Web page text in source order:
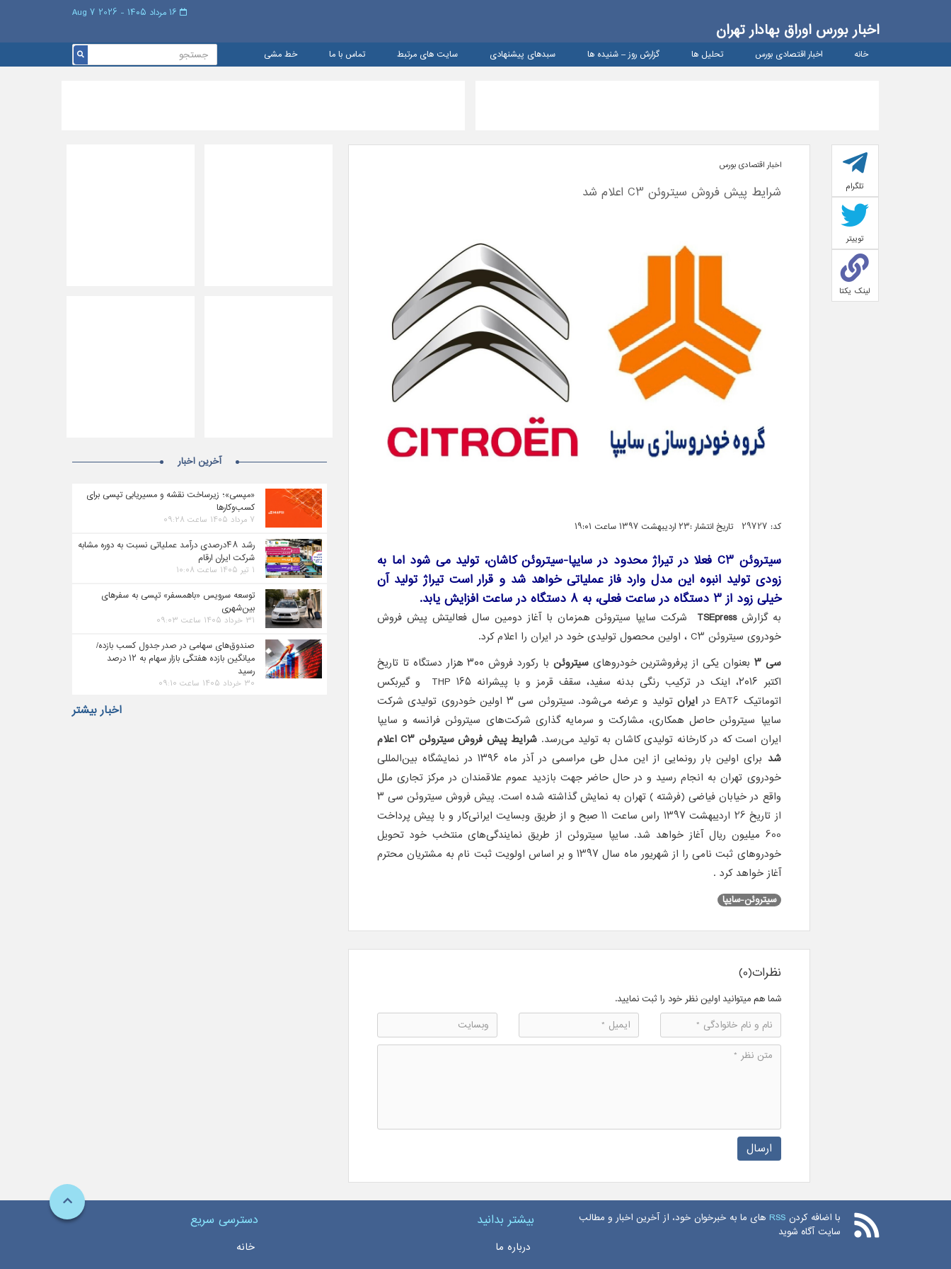
اخبار بورس اوراق بهادار تهران
خانه اخبار اقتصادی بورس تحلیل ها گزارش روز – شنيده ها سبدهای پیشنهادی سایت های مرتبط تماس با ما خط مشی
تلگرام
توییتر
لینک یکتا
اخبار اقتصادی بورس
شرایط پیش فروش سیتروئن C3 اعلام شد
کد: 29727 تاریخ انتشار :۲۳ اردیبهشت ۱۳۹۷ ساعت ۱۹:۰۱
سیتروئن C3 فعلا در تیراژ محدود در سایپا-سیتروئن کاشان، تولید می شود اما به
زودی تولید انبوه این مدل وارد فاز عملیاتی خواهد شد و قرار است تیراژ تولید آن
خیلی زود از 3 دستگاه در ساعت فعلی، به 8 دستگاه در ساعت افزایش یابد.
به گزارشTSEpress شرکت سایپا سیتروئن همزمان با آغاز دومین سال فعالیتش پیش فروش
خودروی سیتروئن C3 ، اولین‌ محصول تولیدی خود در ایران را اعلام کرد.
سی ۳
بعنوان یکی از پرفروشترین خودروهایسیتروئن
با رکورد فروش ۳۰۰ هزار دستگاه تا تاریخ
اکتبر ۲۰۱۶، اینک در ترکیب رنگی بدنه سفید، سقف قرمز و با پیشرانه ۱۶۵ THP و گیربکس
اتوماتیک EAT6 در
ایران
تولید و عرضه می‌شود. سیتروئن سی ۳ اولین خودروی تولیدی شرکت
سایپا سیتروئن حاصل همکاری، مشارکت و سرمایه گذاری شرکت‌های سیتروئن فرانسه و سایپا
ایران است که در کارخانه تولیدی کاشان به تولید می‌رسد.
شرایط پیش فروش سیتروئن C3 اعلام
شد
برای اولین بار رونمایی از این مدل طی مراسمی در آذر ماه ۱۳۹۶ در نمایشگاه بین‌المللی
خودروی تهران به انجام رسید و در حال حاضر جهت بازدید عموم علاقمندان در مرکز تجاری ملل
واقع در خیابان فیاضی (فرشته ) تهران به نمایش گذاشته شده است. پیش فروش سیتروئن سی ۳
از تاریخ 26 اردیبهشت 1397 راس ساعت 11 صبح و از طریق وبسایت ایرانی‌کار و با پیش پرداخت
600 میلیون ریال آغاز خواهد شد. سایپا سیتروئن از طریق نمایندگی‌های منتخب خود تحویل
خودروهای ثبت نامی را از شهریور ماه سال 1397 و بر اساس اولویت ثبت نام به مشتریان محترم
آغاز خواهد کرد .
سیتروئن-سایپا
نظرات(0)
شما هم میتوانید اولین نظر خود را ثبت نمایید.
ارسال
آخرین اخبار
«مپسی»؛ زیرساخت نقشه و مسیریابی تپسی برای
کسب‌وکارها
۷ مرداد ۱۴۰۵ ساعت ۰۹:۲۸
رشد ۴۸درصدی درآمد عملیاتی نسبت به دوره مشابه
شرکت ایران ارقام
۱ تیر ۱۴۰۵ ساعت ۱۰:۰۸
توسعه سرویس «باهمسفر» تپسی به سفرهای
بین‌شهری
۳۱ خرداد ۱۴۰۵ ساعت ۰۹:۰۳
صندوق‌های سهامی در صدر جدول کسب بازده/
میانگین بازده هفتگی بازار سهام به ۱۲ درصد
رسید
۳۰ خرداد ۱۴۰۵ ساعت ۰۹:۱۰
اخبار بیشتر
با اضافه کردن RSS های ما به خبرخوان خود، از آخرین اخبار و مطالب
سایت آگاه شوید
بیشتر بدانید
درباره ما
دسترسی سریع
خانه